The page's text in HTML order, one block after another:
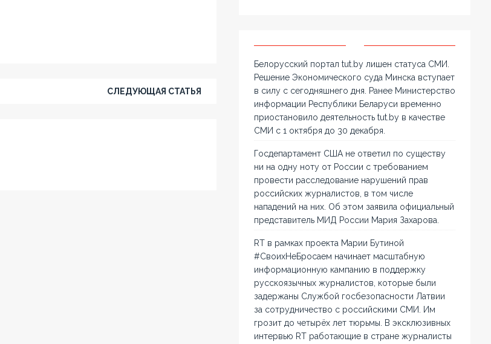
СЛЕДУЮЩАЯ СТАТЬЯ
Белорусский портал tut.by лишен статуса СМИ.
Решение Экономического суда Минска вступает
в силу с сегодняшнего дня. Ранее Министерство
информации Республики Беларуси временно
приостановило деятельность tut.by в качестве
СМИ с 1 октября до 30 декабря.
Госдепартамент США не ответил по существу
ни на одну ноту от России с требованием
провести расследование нарушений прав
российских журналистов, в том числе
нападений на них. Об этом заявила официальный
представитель МИД России Мария Захарова.
RT в рамках проекта Марии Бутиной
#СвоихНеБросаем начинает масштабную
информационную кампанию в поддержку
русскоязычных журналистов, которые были
задержаны Службой госбезопасности Латвии
за сотрудничество с российскими СМИ. Им
грозит до четырёх лет тюрьмы. В эксклюзивных
интервью RT работающие в стране журналисты